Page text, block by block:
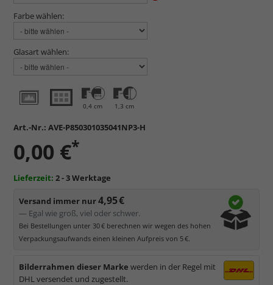
Farbe wählen:
Glasart wählen:
0,4 cm 1,3 cm
Art.-Nr.: AVE-P850301035041NP3-H
0,00 €*
Lieferzeit: 2 - 3 Werktage
Versand immer nur4,95 €
— Egal wie groß, viel oder schwer.
Bei Bestellungen unter 30 € berechnen wir wegen des hohen
Verpackungsaufwands einen kleinen Aufpreis von 5 €.
Bilderrahmen dieser Marke werden in der Regel mit
DHL versendet und zugestellt.